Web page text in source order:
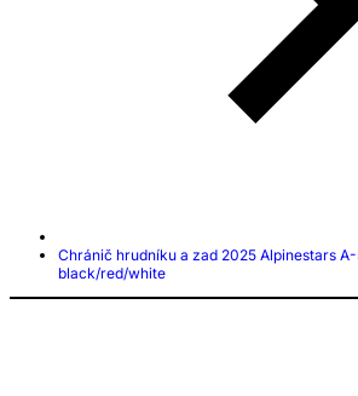
Chránič hrudníku a zad 2025 Alpinestars
black/red/white